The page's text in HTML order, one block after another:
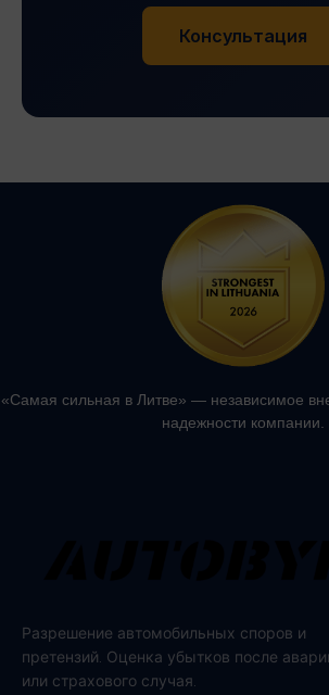
Консультация
«Самая сильная в Литве» — независимое
надежности компании.
Разрешение автомобильных споров и
претензий. Оценка убытков после
или страхового случая.